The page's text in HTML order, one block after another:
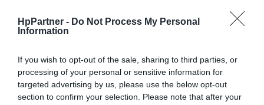
HpPartner - Do Not Process My Personal
Information
If you wish to opt-out of the sale, sharing to third parties, or
processing of your personal or sensitive information for
targeted advertising by us, please use the below opt-out
section to confirm your selection. Please note that after your
Przedstawiaj swoje pomysły na biznes za pomocą
najwyższej jakości kolorowych wydruków – spraw, że Twoja